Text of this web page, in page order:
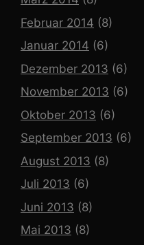
Februar 2014 (8)
Januar 2014 (6)
Dezember 2013 (6)
November 2013 (6)
Oktober 2013 (6)
September 2013 (6)
August 2013 (8)
Juli 2013 (6)
Juni 2013 (8)
Mai 2013 (8)